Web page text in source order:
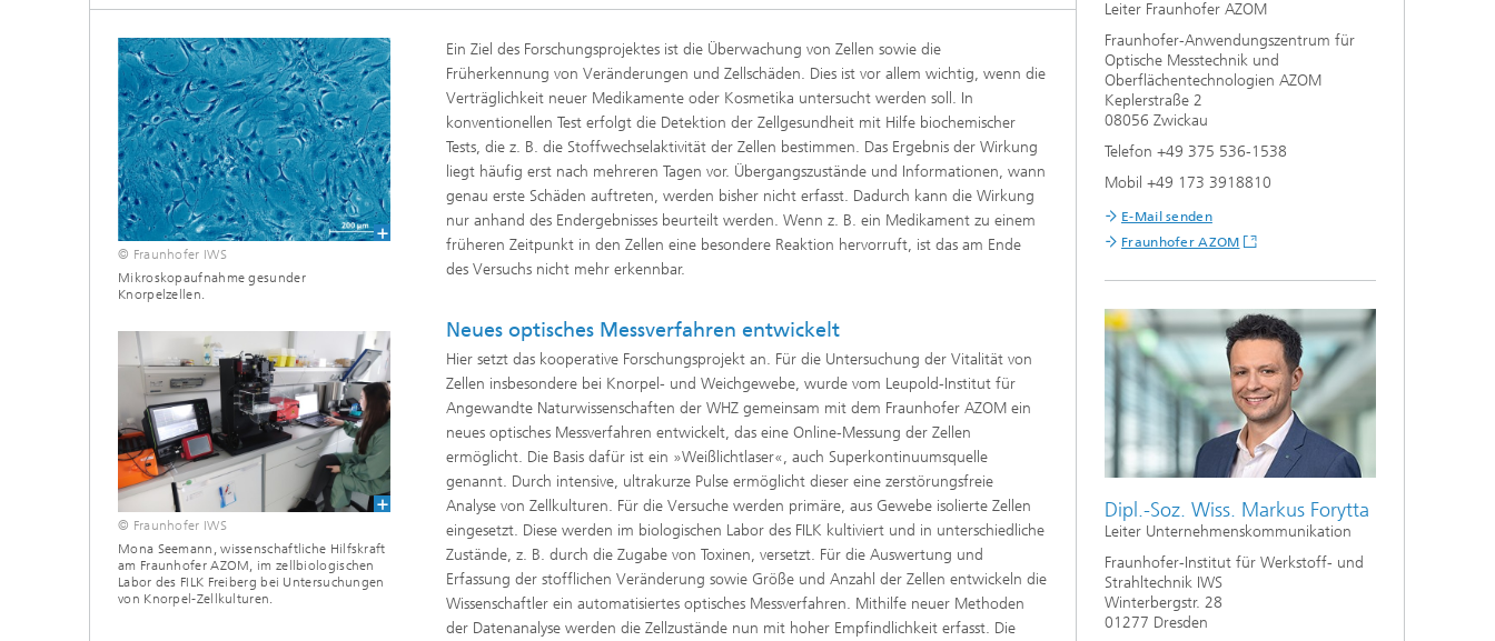
© Fraunhofer IWS
Mikroskopaufnahme gesunder
Knorpelzellen.
© Fraunhofer IWS
Mona Seemann, wissenschaftliche Hilfskraft
am Fraunhofer AZOM, im zellbiologischen
Labor des FILK Freiberg bei Untersuchungen
von Knorpel-Zellkulturen.
Ein Ziel des Forschungsprojektes ist die Überwachung von Zellen sowie die
Früherkennung von Veränderungen und Zellschäden. Dies ist vor allem wichtig, wenn die
Verträglichkeit neuer Medikamente oder Kosmetika untersucht werden soll. In
konventionellen Test erfolgt die Detektion der Zellgesundheit mit Hilfe biochemischer
Tests, die z. B. die Stoffwechselaktivität der Zellen bestimmen. Das Ergebnis der Wirkung
liegt häufig erst nach mehreren Tagen vor. Übergangszustände und Informationen, wann
genau erste Schäden auftreten, werden bisher nicht erfasst. Dadurch kann die Wirkung
nur anhand des Endergebnisses beurteilt werden. Wenn z. B. ein Medikament zu einem
früheren Zeitpunkt in den Zellen eine besondere Reaktion hervorruft, ist das am Ende
des Versuchs nicht mehr erkennbar.
Neues optisches Messverfahren entwickelt
Hier setzt das kooperative Forschungsprojekt an. Für die Untersuchung der Vitalität von
Zellen insbesondere bei Knorpel- und Weichgewebe, wurde vom Leupold-Institut für
Angewandte Naturwissenschaften der WHZ gemeinsam mit dem Fraunhofer AZOM ein
neues optisches Messverfahren entwickelt, das eine Online-Messung der Zellen
ermöglicht. Die Basis dafür ist ein »Weißlichtlaser«, auch Superkontinuumsquelle
genannt. Durch intensive, ultrakurze Pulse ermöglicht dieser eine zerstörungsfreie
Analyse von Zellkulturen. Für die Versuche werden primäre, aus Gewebe isolierte Zellen
eingesetzt. Diese werden im biologischen Labor des FILK kultiviert und in unterschiedliche
Zustände, z. B. durch die Zugabe von Toxinen, versetzt. Für die Auswertung und
Erfassung der stofflichen Veränderung sowie Größe und Anzahl der Zellen entwickeln die
Wissenschaftler ein automatisiertes optisches Messverfahren. Mithilfe neuer Methoden
der Datenanalyse werden die Zellzustände nun mit hoher Empfindlichkeit erfasst. Die
Leiter Fraunhofer AZOM
Fraunhofer-Anwendungszentrum für
Optische Messtechnik und
Oberflächentechnologien AZOM
Keplerstraße 2
08056 Zwickau
Telefon +49 375 536-1538
Mobil +49 173 3918810
E-Mail senden
Fraunhofer AZOM
Dipl.-Soz. Wiss. Markus Forytta
Leiter Unternehmenskommunikation
Fraunhofer-Institut für Werkstoff- und
Strahltechnik IWS
Winterbergstr. 28
01277 Dresden